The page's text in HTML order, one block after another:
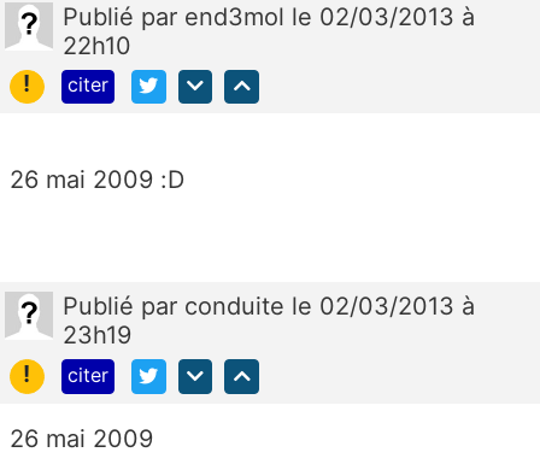
Publié par end3mol le 02/03/2013 à
22h10
!
citer
26 mai 2009 :D
Publié par conduite le 02/03/2013 à
23h19
!
citer
26 mai 2009